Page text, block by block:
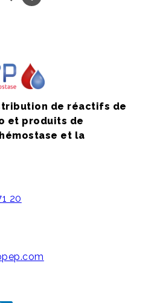
de réactifs de
et produits de
et la
20